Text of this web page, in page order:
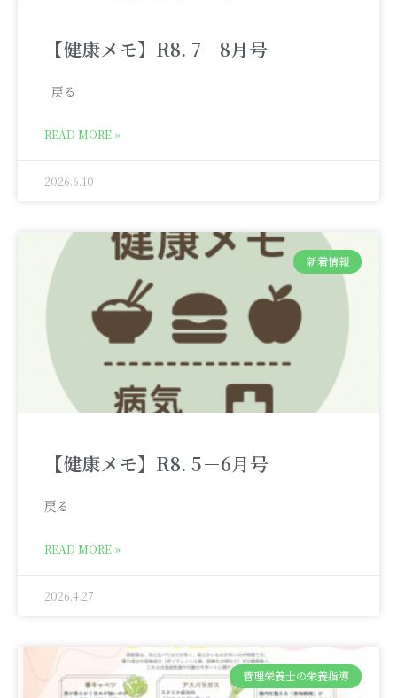
【健康メモ】R8. 7－8月号
戻る
READ MORE »
2026.6.10
新着情報
【健康メモ】R8. 5－6月号
戻る
READ MORE »
2026.4.27
管理栄養士の栄養指導